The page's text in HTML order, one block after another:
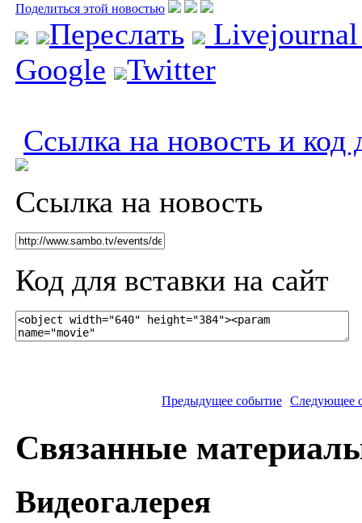
Поделиться этой новостью
Переслать
Google
Twitter
Ссылка на новость и код
Ссылка на новость
Код для вставки на сайт
Предыдущее событие Следующее
Связанные
Видеогалерея